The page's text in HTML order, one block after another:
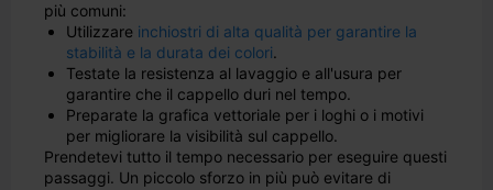
più comuni:
Utilizzare inchiostri di alta qualità per garantire la
stabilità e la durata dei colori.
Testate la resistenza al lavaggio e all'usura per
garantire che il cappello duri nel tempo.
Preparate la grafica vettoriale per i loghi o i motivi
per migliorare la visibilità sul cappello.
Prendetevi tutto il tempo necessario per eseguire questi
passaggi. Un piccolo sforzo in più può evitare di